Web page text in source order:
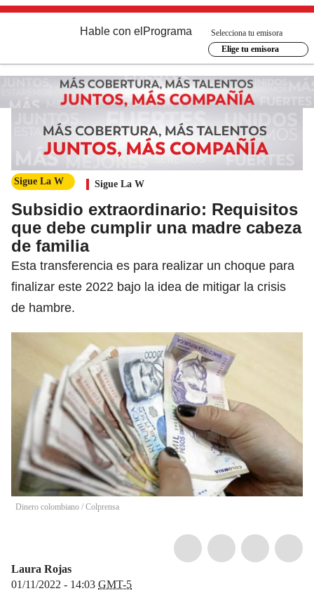
Hable con el Programa
Selecciona tu emisora
Elige tu emisora
Sigue La W Sigue La W
Subsidio extraordinario: Requisitos
que debe cumplir una madre cabeza
de familia
Esta transferencia es para realizar un choque para
finalizar este 2022 bajo la idea de mitigar la crisis
de hambre.
Dinero colombiano / Colprensa
Laura Rojas
01/11/2022 - 14:03 GMT-5